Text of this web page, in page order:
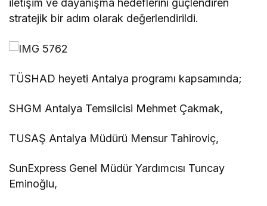
stratejik bir adım olarak değerlendirildi.
TÜSHAD heyeti Antalya programı kapsamında;
SHGM Antalya Temsilcisi Mehmet Çakmak,
TUSAŞ Antalya Müdürü Mensur Tahiroviç,
SunExpress Genel Müdür Yardımcısı Tuncay
Eminoğlu,